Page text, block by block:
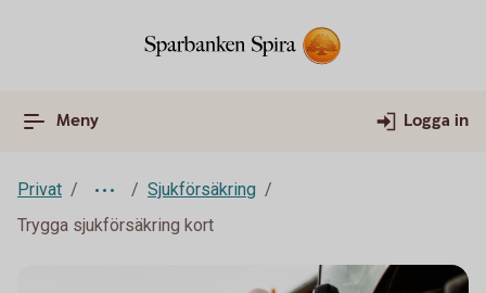
Meny Logga in
Privat
Sjukförsäkring
Trygga sjukförsäkring kort